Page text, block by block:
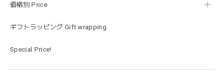
価格別 Price
ギフトラッピング Gift wrapping
Special Price!